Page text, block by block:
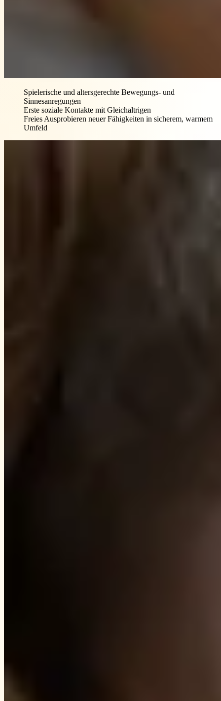
Spielerische und altersgerechte Bewegungs- und
Sinnesanregungen
Erste soziale Kontakte mit Gleichaltrigen
Freies Ausprobieren neuer Fähigkeiten in sicherem, warmem
Umfeld